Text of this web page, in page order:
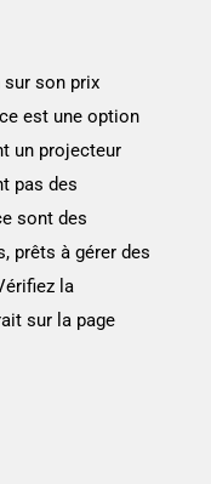
sur son prix
est une option
un projecteur
pas des
sont des
prêts à gérer des
la
sur la page